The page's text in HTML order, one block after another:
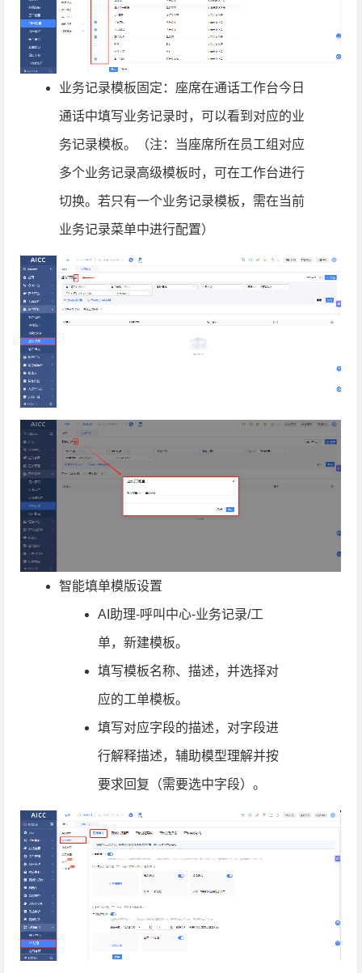
业务记录模板固定：座席在通话工作台今日
通话中填写业务记录时，可以看到对应的业
务记录模板。（注：当座席所在员工组对应
多个业务记录高级模板时，可在工作台进行
切换。若只有一个业务记录模板，需在当前
业务记录菜单中进行配置）
智能填单模版设置
AI助理-呼叫中心-业务记录/工
单，新建模板。
填写模板名称、描述，并选择对
应的工单模板。
填写对应字段的描述，对字段进
行解释描述，辅助模型理解并按
要求回复（需要选中字段）。